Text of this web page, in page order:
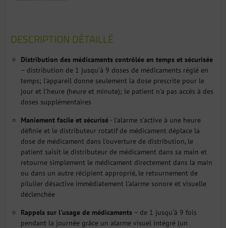
DESCRIPTION DÉTAILLÉ
Distribution des médicaments contrôlée en temps et sécurisée
– distribution de 1 jusqu'à 9 doses de médicaments réglé en
temps; l'appareil donne seulement la dose prescrite pour le
jour et l'heure (heure et minute); le patient n'a pas accès à des
doses supplémentaires
Maniement facile et sécurisé - l'alarme s'active à une heure
définie et le distributeur rotatif de médicament déplace la
dose de médicament dans l'ouverture de distribution, le
patient saisit le distributeur de médicament dans sa main et
retourne simplement le médicament directement dans la main
ou dans un autre récipient approprié, le retournement de
pilulier désactive immédiatement l'alarme sonore et visuelle
déclenchée
Rappels sur l'usage de médicaments – de 1 jusqu'à 9 fois
pendant la journée grâce un alarme visuel intégré (un